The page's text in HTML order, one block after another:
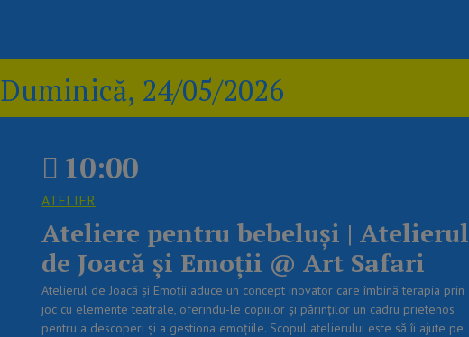
Duminică, 24/05/2026
10:00
ATELIER
Ateliere pentru bebeluși | Atelierul
de Joacă și Emoții @ Art Safari
Atelierul de Joacă și Emoții aduce un concept inovator care îmbină terapia prin
joc cu elemente teatrale, oferindu-le copiilor și părinților un cadru prietenos
pentru a descoperi și a gestiona emoțiile. Scopul atelierului este să îi ajute pe